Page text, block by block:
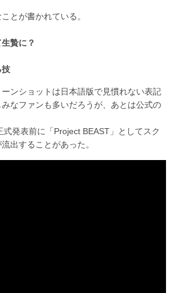
とが書かれている。
贄に？
技
ンショットは日本語版で見慣れない表記
なファンも多いだろうが、あとは公式の
式発表前に「Project BEAST」としてスク
出することがあった。